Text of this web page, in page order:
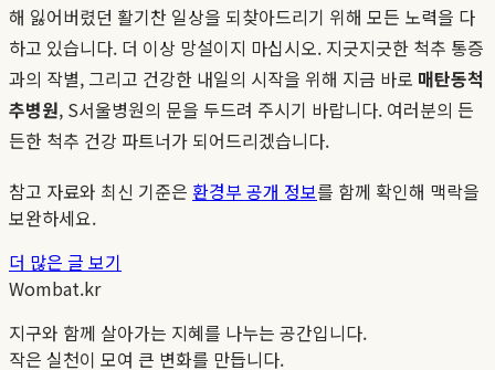
해 잃어버렸던 활기찬 일상을 되찾아드리기 위해 모든 노력을 다
하고 있습니다. 더 이상 망설이지 마십시오. 지긋지긋한 척추 통증
과의 작별, 그리고 건강한 내일의 시작을 위해 지금 바로 매탄동척
추병원, S서울병원의 문을 두드려 주시기 바랍니다. 여러분의 든
든한 척추 건강 파트너가 되어드리겠습니다.
참고 자료와 최신 기준은 환경부 공개 정보를 함께 확인해 맥락을
보완하세요.
더 많은 글 보기
Wombat.kr
지구와 함께 살아가는 지혜를 나누는 공간입니다.
작은 실천이 모여 큰 변화를 만듭니다.